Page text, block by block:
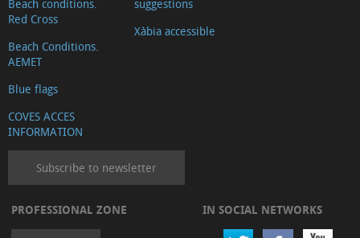
Beach conditions.
Red Cross
Beach Conditions.
AEMET
Blue flags
COVES ACCES
INFORMATION
suggestions
Xàbia accessible
Subscribe to newsletter
PROFESSIONAL ZONE IN SOCIAL NETWORKS